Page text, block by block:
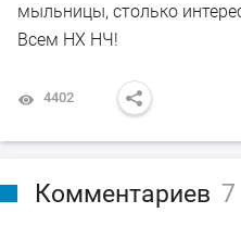
мыльницы, столько
Всем НХ НЧ!
4402
Комментариев 7